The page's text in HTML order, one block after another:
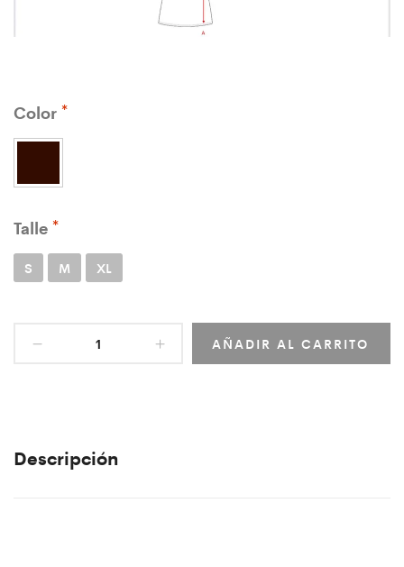
Color
Talle
S M XL
AÑADIR AL CARRITO
Descripción